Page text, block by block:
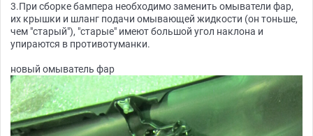
3.При сборке бампера необходимо заменить омыватели фар,
их крышки и шланг подачи омывающей жидкости (он тоньше,
чем "старый"), "старые" имеют большой угол наклона и
упираются в противотуманки.
новый омыватель фар